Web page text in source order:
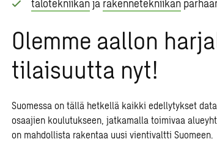
talotekniikanja rakennetekniikan
Olemme aallon
tilaisuutta nyt!
Suomessa on tällä hetkellä kaikki edellytykset
osaajien koulutukseen, jatkamalla toimivaa
on mahdollista rakentaa uusi vientivaltti Suomeen.